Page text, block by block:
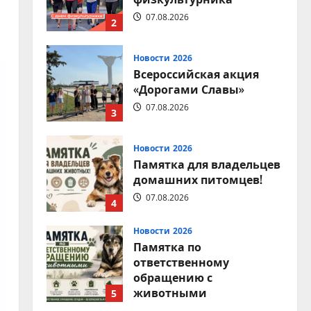
2 07.08.2026
3
Новости 2026
Всероссийская акция
«Дорогами Славы»
07.08.2026
4
Новости 2026
Памятка для владельцев
домашних питомцев!
07.08.2026
5
Новости 2026
Памятка по
ответственному
обращению с
животными